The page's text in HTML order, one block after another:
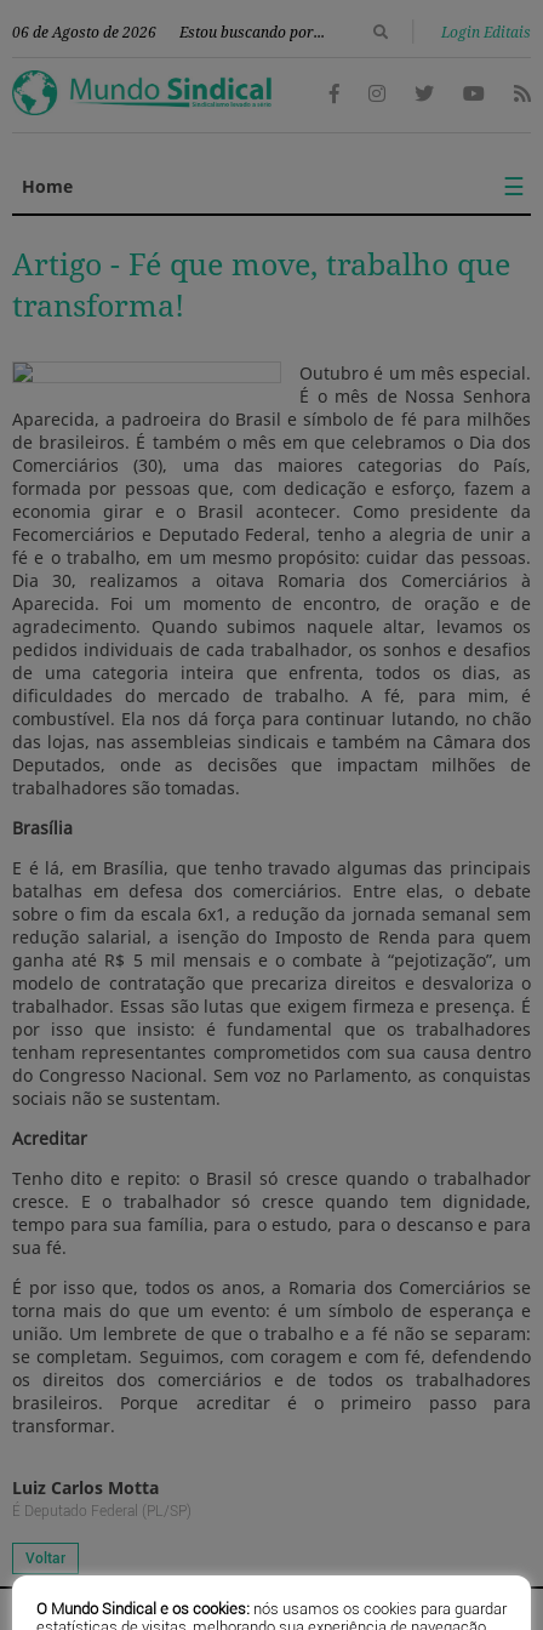
06 de Agosto de 2026 Login Editais
Home ☰
Artigo - Fé que move, trabalho que
transforma!
Outubro é um mês especial.
É o mês de Nossa Senhora
Aparecida, a padroeira do Brasil e símbolo de fé para milhões
de brasileiros. É também o mês em que celebramos o Dia dos
Comerciários (30), uma das maiores categorias do País,
formada por pessoas que, com dedicação e esforço, fazem a
economia girar e o Brasil acontecer. Como presidente da
Fecomerciários e Deputado Federal, tenho a alegria de unir a
fé e o trabalho, em um mesmo propósito: cuidar das pessoas.
Dia 30, realizamos a oitava Romaria dos Comerciários à
Aparecida. Foi um momento de encontro, de oração e de
agradecimento. Quando subimos naquele altar, levamos os
pedidos individuais de cada trabalhador, os sonhos e desafios
de uma categoria inteira que enfrenta, todos os dias, as
dificuldades do mercado de trabalho. A fé, para mim, é
combustível. Ela nos dá força para continuar lutando, no chão
das lojas, nas assembleias sindicais e também na Câmara dos
Deputados, onde as decisões que impactam milhões de
trabalhadores são tomadas.
Brasília
E é lá, em Brasília, que tenho travado algumas das principais
batalhas em defesa dos comerciários. Entre elas, o debate
sobre o fim da escala 6x1, a redução da jornada semanal sem
redução salarial, a isenção do Imposto de Renda para quem
ganha até R$ 5 mil mensais e o combate à “pejotização”, um
modelo de contratação que precariza direitos e desvaloriza o
trabalhador. Essas são lutas que exigem firmeza e presença. É
por isso que insisto: é fundamental que os trabalhadores
tenham representantes comprometidos com sua causa dentro
do Congresso Nacional. Sem voz no Parlamento, as conquistas
sociais não se sustentam.
Acreditar
Tenho dito e repito: o Brasil só cresce quando o trabalhador
cresce. E o trabalhador só cresce quando tem dignidade,
tempo para sua família, para o estudo, para o descanso e para
sua fé.
É por isso que, todos os anos, a Romaria dos Comerciários se
torna mais do que um evento: é um símbolo de esperança e
união. Um lembrete de que o trabalho e a fé não se separam:
se completam. Seguimos, com coragem e com fé, defendendo
os direitos dos comerciários e de todos os trabalhadores
brasileiros. Porque acreditar é o primeiro passo para
transformar.
Luiz Carlos Motta
É Deputado Federal (PL/SP)
O Mundo Sindical e os cookies: nós usamos os cookies para guardar